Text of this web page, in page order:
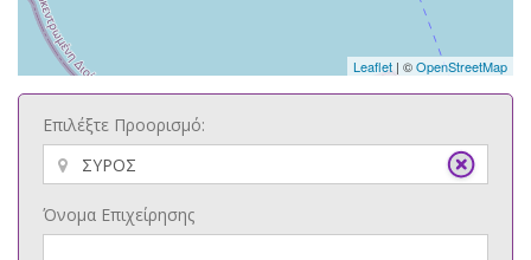
Leaflet | ©OpenStreetMap
Επιλέξτε Προορισμό:
Όνομα Επιχείρησης